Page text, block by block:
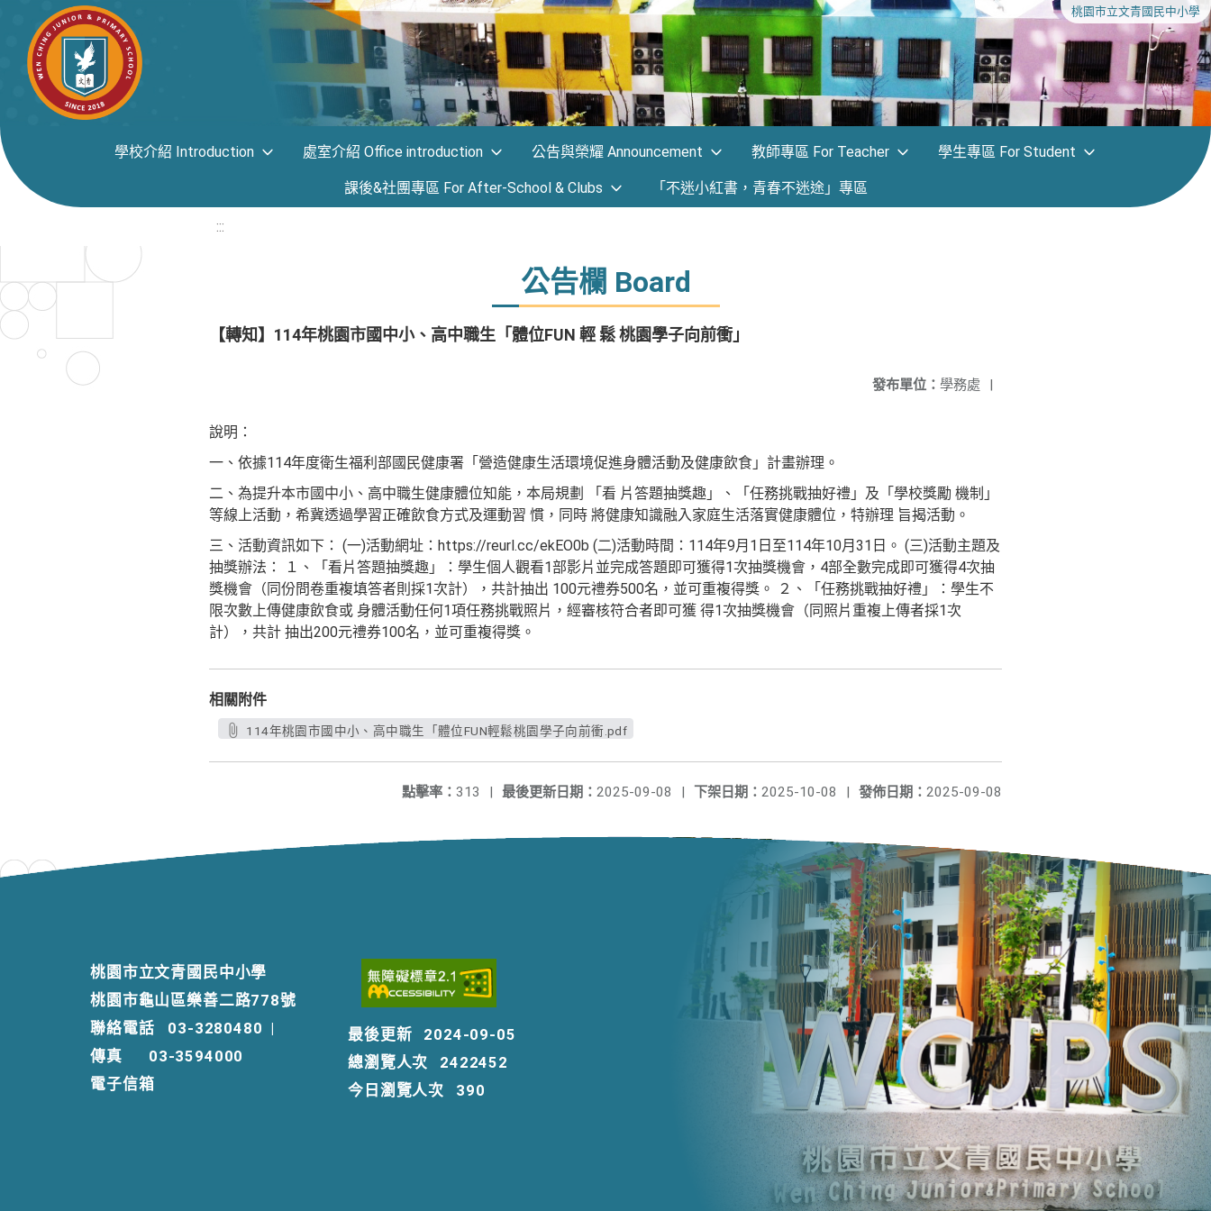
桃園市立文青國民中小學
學校介紹 Introduction 處室介紹 Office introduction 公告與榮耀 Announcement 教師專區 For Teacher 學生專區 For Student
課後&社團專區 For After-School & Clubs 「不迷小紅書，青春不迷途」專區
:::
公告欄 Board
【轉知】114年桃園市國中小、高中職生「體位FUN 輕 鬆 桃園學子向前衝」
發布單位： 學務處 |
說明：
一、依據114年度衛生福利部國民健康署「營造健康生活環境促進身體活動及健康飲食」計畫辦理。
二、為提升本市國中小、高中職生健康體位知能，本局規劃 「看 片答題抽獎趣」、「任務挑戰抽好禮」及「學校獎勵 機制」
等線上活動，希冀透過學習正確飲食方式及運動習 慣，同時 將健康知識融入家庭生活落實健康體位，特辦理 旨揭活動。
三、活動資訊如下： (一)活動網址：https://reurl.cc/ekEO0b (二)活動時間：114年9月1日至114年10月31日。 (三)活動主題及
抽獎辦法： １、「看片答題抽獎趣」：學生個人觀看1部影片並完成答題即可獲得1次抽獎機會，4部全數完成即可獲得4次抽
獎機會（同份問卷重複填答者則採1次計），共計抽出 100元禮券500名，並可重複得獎。 ２、「任務挑戰抽好禮」：學生不
限次數上傳健康飲食或 身體活動任何1項任務挑戰照片，經審核符合者即可獲 得1次抽獎機會（同照片重複上傳者採1次
計），共計 抽出200元禮券100名，並可重複得獎。
相關附件
114年桃園市國中小、高中職生「體位FUN輕鬆桃園學子向前衝.pdf
發佈日期： 2025-09-08
下架日期： 2025-10-08 |
最後更新日期： 2025-09-08 |
點擊率： 313 |
桃園市立文青國民中小學
桃園市龜山區樂善二路778號
聯絡電話
03-3280480 |
傳真
03-3594000
電子信箱
最後更新
2024-09-05
總瀏覽人次
2422452
今日瀏覽人次
390